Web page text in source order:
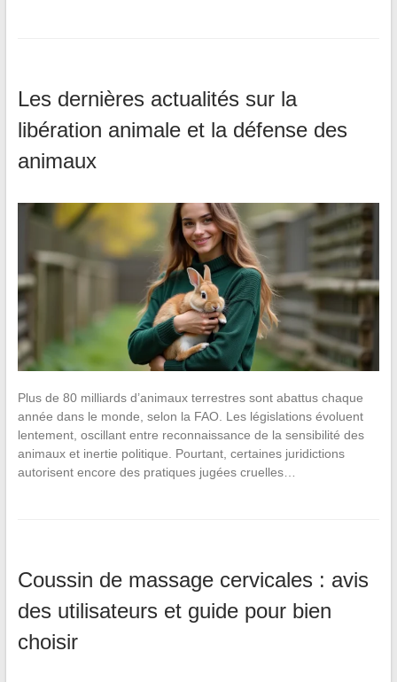
Les dernières actualités sur la
libération animale et la défense des
animaux
Plus de 80 milliards d’animaux terrestres sont abattus chaque
année dans le monde, selon la FAO. Les législations évoluent
lentement, oscillant entre reconnaissance de la sensibilité des
animaux et inertie politique. Pourtant, certaines juridictions
autorisent encore des pratiques jugées cruelles…
Coussin de massage cervicales : avis
des utilisateurs et guide pour bien
choisir